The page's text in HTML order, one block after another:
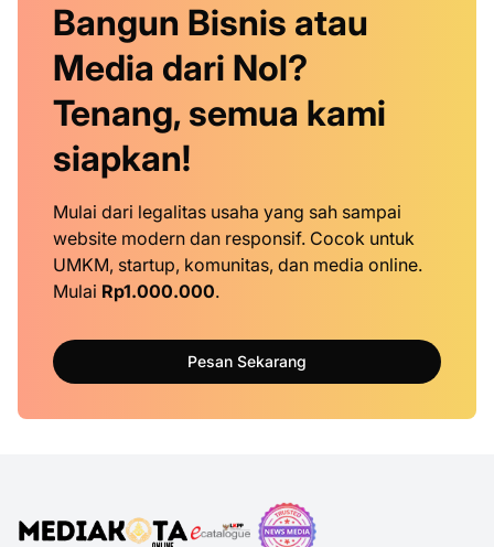
Bangun Bisnis atau
Media dari Nol?
Tenang, semua kami
siapkan!
Mulai dari legalitas usaha yang sah sampai
website modern dan responsif. Cocok untuk
UMKM, startup, komunitas, dan media online.
Mulai Rp1.000.000.
Pesan Sekarang